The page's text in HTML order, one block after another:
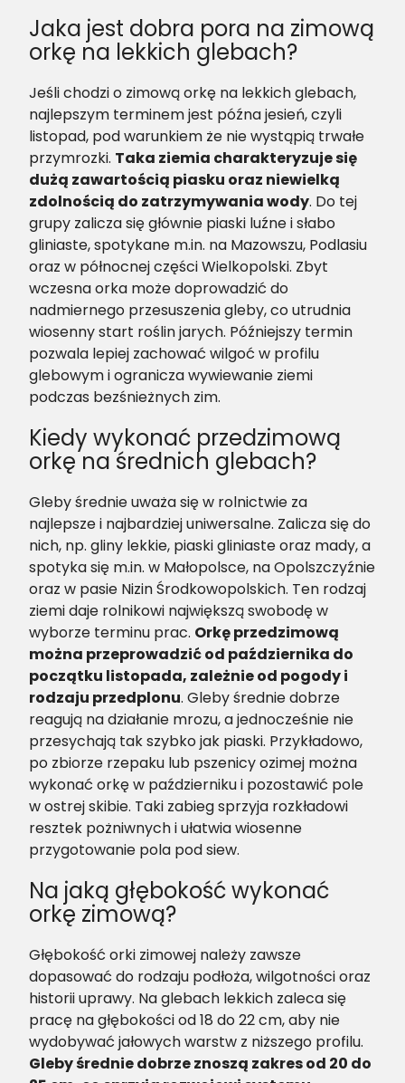
Jaka jest dobra pora na zimową
orkę na lekkich glebach?
Jeśli chodzi o zimową orkę na lekkich glebach,
najlepszym terminem jest późna jesień, czyli
listopad, pod warunkiem że nie wystąpią trwałe
przymrozki. Taka ziemia charakteryzuje się
dużą zawartością piasku oraz niewielką
zdolnością do zatrzymywania wody. Do tej
grupy zalicza się głównie piaski luźne i słabo
gliniaste, spotykane m.in. na Mazowszu, Podlasiu
oraz w północnej części Wielkopolski. Zbyt
wczesna orka może doprowadzić do
nadmiernego przesuszenia gleby, co utrudnia
wiosenny start roślin jarych. Późniejszy termin
pozwala lepiej zachować wilgoć w profilu
glebowym i ogranicza wywiewanie ziemi
podczas bezśnieżnych zim.
Kiedy wykonać przedzimową
orkę na średnich glebach?
Gleby średnie uważa się w rolnictwie za
najlepsze i najbardziej uniwersalne. Zalicza się do
nich, np. gliny lekkie, piaski gliniaste oraz mady, a
spotyka się m.in. w Małopolsce, na Opolszczyźnie
oraz w pasie Nizin Środkowopolskich. Ten rodzaj
ziemi daje rolnikowi największą swobodę w
wyborze terminu prac. Orkę przedzimową
można przeprowadzić od października do
początku listopada, zależnie od pogody i
rodzaju przedplonu. Gleby średnie dobrze
reagują na działanie mrozu, a jednocześnie nie
przesychają tak szybko jak piaski. Przykładowo,
po zbiorze rzepaku lub pszenicy ozimej można
wykonać orkę w październiku i pozostawić pole
w ostrej skibie. Taki zabieg sprzyja rozkładowi
resztek pożniwnych i ułatwia wiosenne
przygotowanie pola pod siew.
Na jaką głębokość wykonać
orkę zimową?
Głębokość orki zimowej należy zawsze
dopasować do rodzaju podłoża, wilgotności oraz
historii uprawy. Na glebach lekkich zaleca się
pracę na głębokości od 18 do 22 cm, aby nie
wydobywać jałowych warstw z niższego profilu.
Gleby średnie dobrze znoszą zakres od 20 do